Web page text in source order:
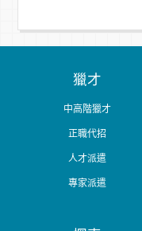
獵才
中高階獵才
正職代招
人才派遣
專家派遣